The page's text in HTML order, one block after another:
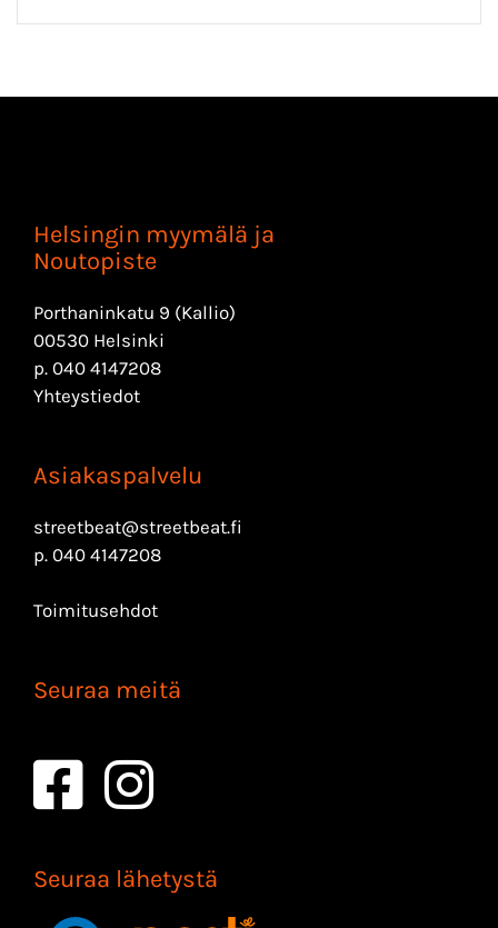
Helsingin myymälä ja
Noutopiste
Porthaninkatu 9 (Kallio)
00530 Helsinki
p. 040 4147208
Yhteystiedot
Asiakaspalvelu
streetbeat@streetbeat.fi
p. 040 4147208
Toimitusehdot
Seuraa meitä
Seuraa lähetystä